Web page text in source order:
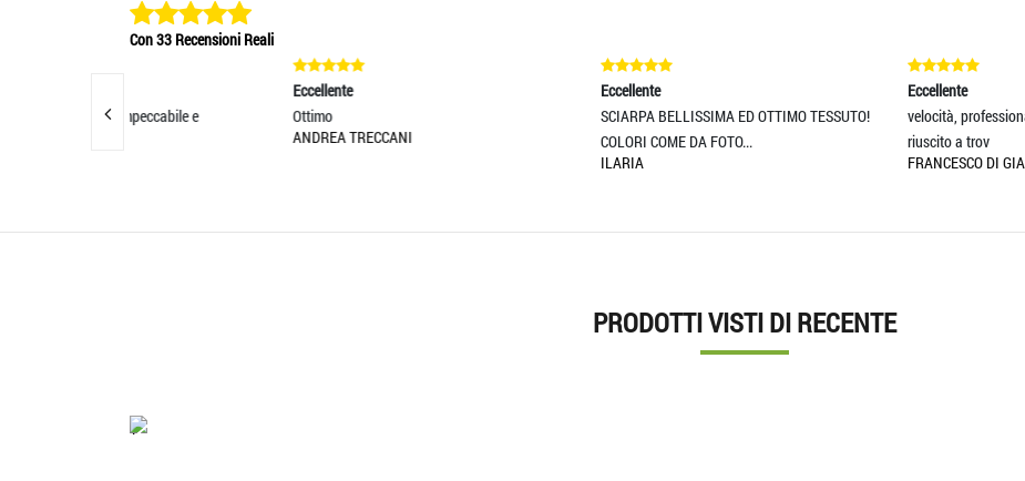
Con 33 Recensioni Reali
Ottimo
SCIARPA BELLISSIMA ED OTTIMO TESSUTO!
COLORI COME DA FOTO...
velocità, professionalità e qualità sono
PRODOTTI VISTI DI RECENTE
'.'